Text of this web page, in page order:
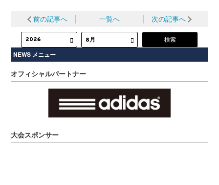
前の記事へ 一覧へ 次の記事へ
NEWS メニュー
オフィシャルパートナー
大会スポンサー